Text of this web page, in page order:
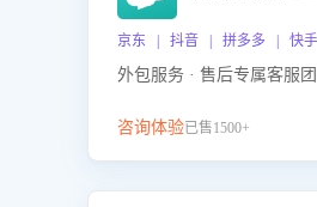
京东 | 抖音 | 拼多多 | 快
外包服务 · 售后专属客服
咨询体验已售1500+